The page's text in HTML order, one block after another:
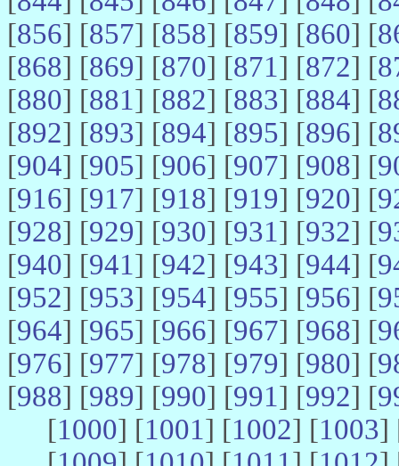
[856] [857] [858] [859] [860] [
[868] [869] [870] [871] [872] [
[880] [881] [882] [883] [884] [
[892] [893] [894] [895] [896] [
[904] [905] [906] [907] [908] [
[916] [917] [918] [919] [920] [
[928] [929] [930] [931] [932] [
[940] [941] [942] [943] [944] [
[952] [953] [954] [955] [956] [
[964] [965] [966] [967] [968] [
[976] [977] [978] [979] [980] [
[988] [989] [990] [991] [992] [
[1000] [1001] [1002] [1003]